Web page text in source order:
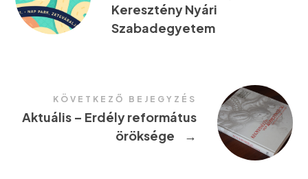
Keresztény Nyári
Szabadegyetem
KÖVETKEZŐ BEJEGYZÉS
Aktuális – Erdély református
öröksége
→